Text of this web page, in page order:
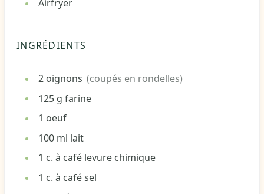
Airfryer
INGRÉDIENTS
2 oignons (coupés en rondelles)
125 g farine
1 oeuf
100 ml lait
1 c. à café levure chimique
1 c. à cafésel